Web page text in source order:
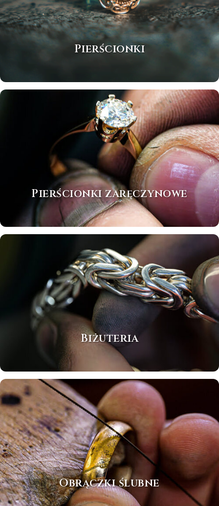
Pierścionki
Pierścionki zaręczynowe
Biżuteria
Obrączki ślubne